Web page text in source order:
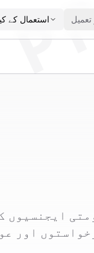
استعمال کے
ایجنسیوں